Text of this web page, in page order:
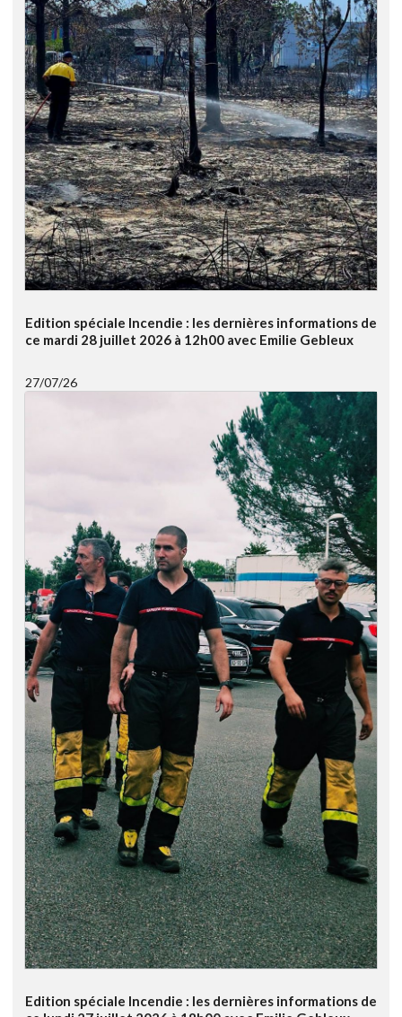
Edition spéciale Incendie : les dernières informations de
ce mardi 28 juillet 2026 à 12h00 avec Emilie Gebleux
27/07/26
Edition spéciale Incendie : les dernières informations de